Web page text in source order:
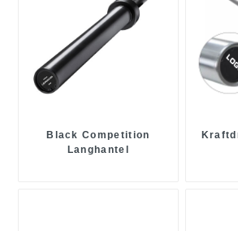
Black Competition
Langhantel